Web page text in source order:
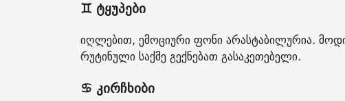
♊ ტყუპები
იღლებით, ემოციური ფონი არასტაბილურია.
რუტინული საქმე გექნებათ გასაკეთებელი.
♋ კირჩხიბი